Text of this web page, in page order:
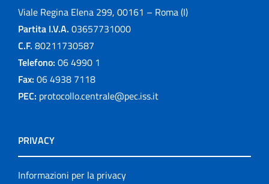
Viale Regina Elena 299, 00161 – Roma (I)
Partita I.V.A. 03657731000
C.F. 80211730587
Telefono: 06 4990 1
Fax: 06 4938 7118
PEC: protocollo.centrale@pec.iss.it
PRIVACY
Informazioni per la privacy